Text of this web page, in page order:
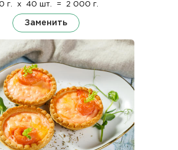
г. x 40 шт. = 2 000 г.
Заменить